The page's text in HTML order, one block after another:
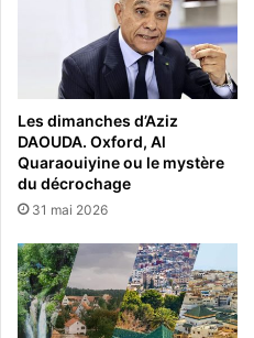
Les dimanches d’Aziz
DAOUDA. Oxford, Al
Quaraouiyine ou le mystère
du décrochage
31 mai 2026